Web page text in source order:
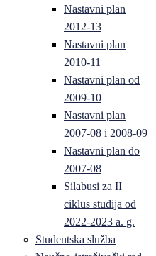
Nastavni plan
2012-13
Nastavni plan
2010-11
Nastavni plan od
2009-10
Nastavni plan
2007-08 i 2008-09
Nastavni plan do
2007-08
Silabusi za II
ciklus studija od
2022-2023 a. g.
Studentska služba